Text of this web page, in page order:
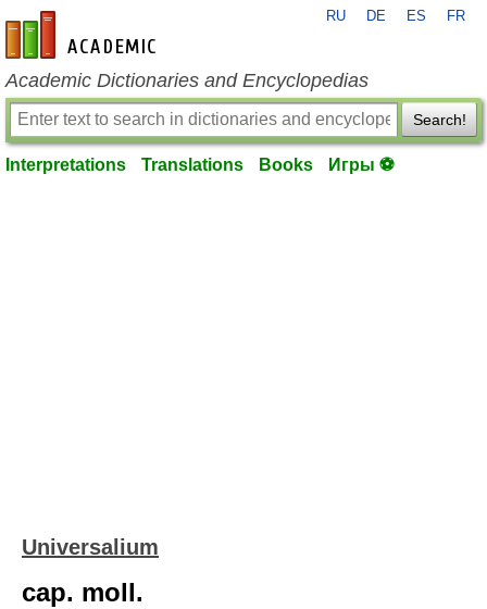
en-academic.com
RU DE ES FR
Academic Dictionaries and Encyclopedias
Search!
Interpretations Translations Books Игры ⚽
Universalium
cap. moll.